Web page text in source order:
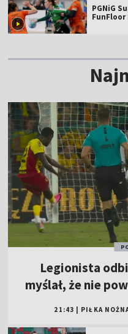
PGNiG
FunFloor
Legionista
myślał, że nie
21:43 PIŁKA